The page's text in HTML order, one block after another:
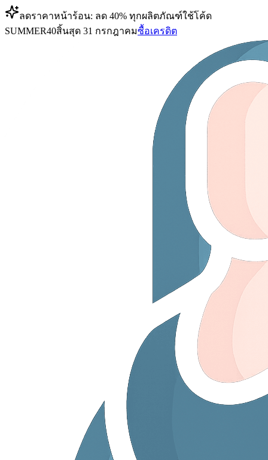
ลดราคาหน้าร้อน: ลด 40% ทุกผลิตภัณฑ์ใช้โค้ด
SUMMER40สิ้นสุด 31 กรกฎาคมซื้อเครดิต